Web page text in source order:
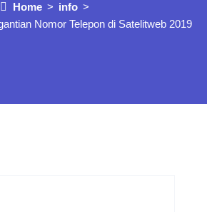
Home
info
Nomor Telepon di Satelitweb 2019